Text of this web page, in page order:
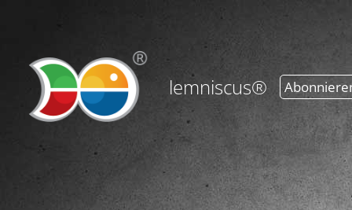
lemniscus®